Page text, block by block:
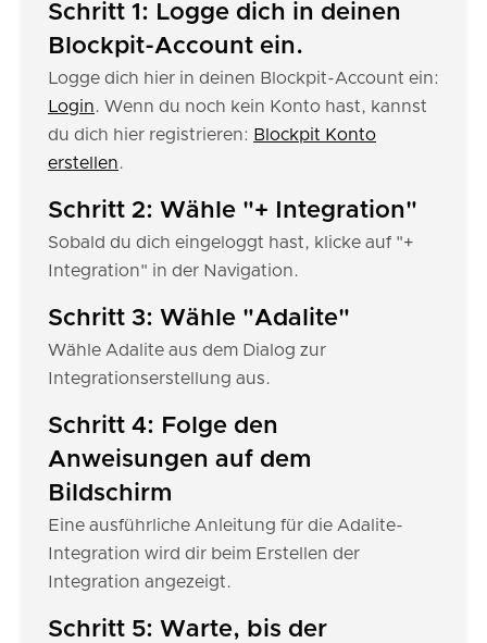
Schritt 1: Logge dich in deinen
Blockpit-Account ein.
Logge dich hier in deinen Blockpit-Account ein:
Login. Wenn du noch kein Konto hast, kannst
du dich hier registrieren: Blockpit Konto
erstellen.
Schritt 2: Wähle "+ Integration"
Sobald du dich eingeloggt hast, klicke auf "+
Integration" in der Navigation.
Schritt 3: Wähle "Adalite"
Wähle Adalite aus dem Dialog zur
Integrationserstellung aus.
Schritt 4: Folge den
Anweisungen auf dem
Bildschirm
Eine ausführliche Anleitung für die Adalite-
Integration wird dir beim Erstellen der
Integration angezeigt.
Schritt 5: Warte, bis der